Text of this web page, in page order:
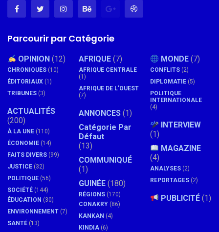
Parcourir par Catégorie
OPINION (12)
CHRONIQUES (10)
ÉDITORIAUX (1)
TRIBUNES (3)
ACTUALITÉS
(200)
À LA UNE (110)
ÉCONOMIE (14)
FAITS DIVERS (99)
JUSTICE (32)
POLITIQUE (56)
SOCIÉTÉ (144)
ÉDUCATION (30)
ENVIRONNEMENT (7)
SANTÉ (13)
AFRIQUE (7)
AFRIQUE CENTRALE
(1)
AFRIQUE DE L'OUEST
(7)
ANNONCES (1)
Catégorie Par
Défaut
(13)
COMMUNIQUÉ
(1)
GUINÉE (180)
RÉGIONS (170)
CONAKRY (86)
KANKAN (4)
KINDIA (6)
MONDE (7)
CONFLITS (2)
DIPLOMATIE (5)
POLITIQUE
INTERNATIONALE
(4)
INTERVIEW
(1)
MAGAZINE
(4)
ANALYSES (2)
REPORTAGES (2)
PUBLICITÉ (1)